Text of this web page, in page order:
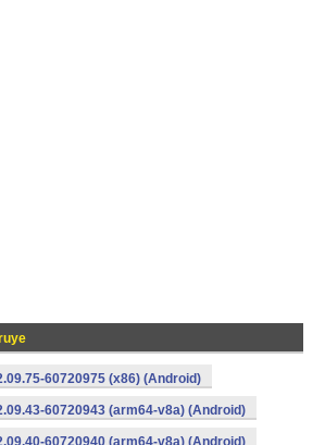
60720975 (x86) (Android)
60720943 (arm64-v8a) (Android)
60720940 (arm64-v8a) (Android)